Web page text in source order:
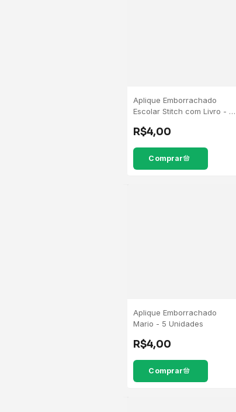
Aplique Emborrachado
Escolar Stitch com Livro - 5
R$4,00
Aplique Emborrachado
Mario - 5 Unidades
R$4,00